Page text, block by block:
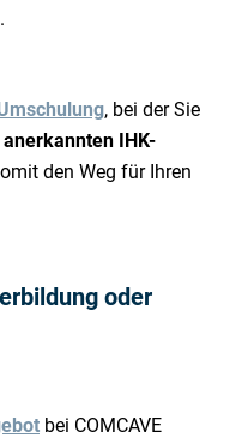
, bei der Sie
anerkannten IHK-
den Weg für Ihren
oder
bei COMCAVE